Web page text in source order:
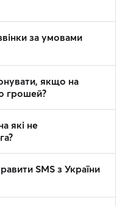
за умовами
якщо на
грошей?
які не
SMS з України